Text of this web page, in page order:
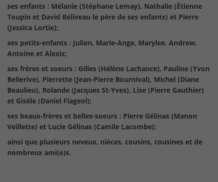
ses enfants : Mélanie (Stéphane Lemay), Nathalie (Étienne
Toupin et David Béliveau le père de ses enfants) et Pierre
(Jessica Lortie);
ses petits-enfants : Julien, Marie-Ange, Marylee, Andrew,
Antoine et Alexis;
ses frères et soeurs : Gilles (Hélène Lachance), Pauline (Yvon
Bellerive), Pierrette (Jean-Pierre Bournival), Michel (Diane
Beaulieu), Rolande (Jacques St-Yves), Lise (Pierre Gauthier)
et Gisèle (Daniel Flageol);
ses beaux-frères et belles-soeurs : Pierre Gélinas (Manon
Veillette) et Lucie Gélinas (Camile Lacombe);
ainsi que plusieurs neveux, nièces, cousins, cousines et de
nombreux ami(e)s.